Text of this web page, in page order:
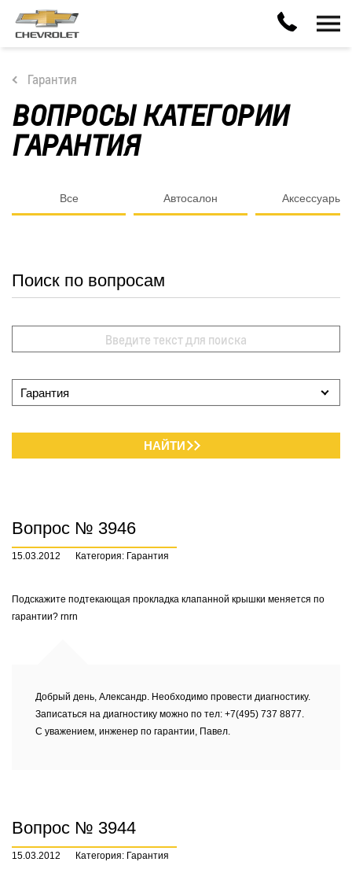
Гарантия
ВОПРОСЫ КАТЕГОРИИ
ГАРАНТИЯ
Все Автосалон Аксессуары
Поиск по вопросам
Гарантия
НАЙТИ
Вопрос № 3946
15.03.2012 Категория: Гарантия
Подскажите подтекающая прокладка клапанной крышки меняется по
гарантии? rnrn
Добрый день, Александр. Необходимо провести диагностику.
Записаться на диагностику можно по тел: +7(495) 737 8877.
С уважением, инженер по гарантии, Павел.
Вопрос № 3944
15.03.2012 Категория: Гарантия